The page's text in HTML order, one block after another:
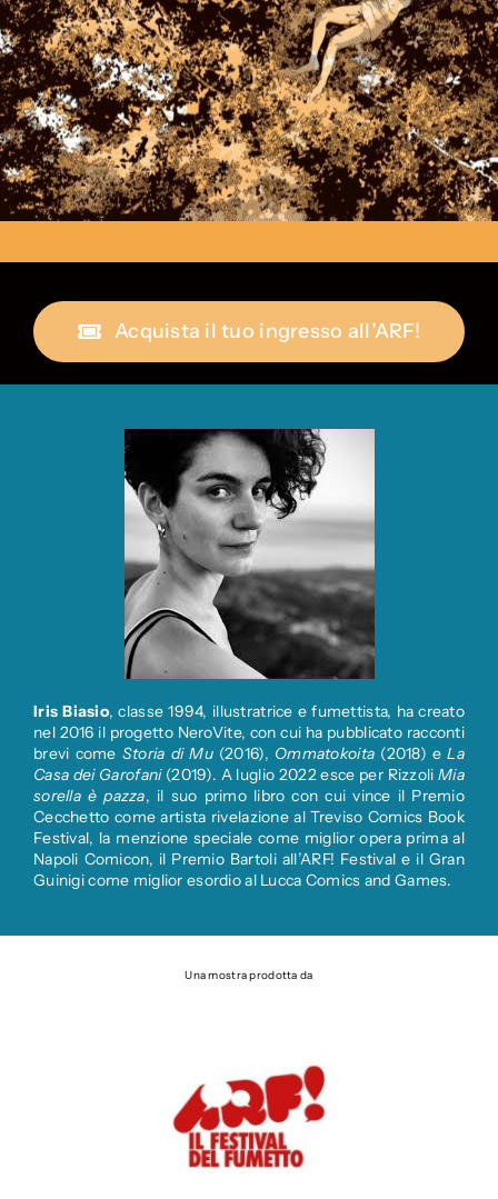
Acquista il tuo ingresso all’ARF!
Iris Biasio, classe 1994, illustratrice e fumettista, ha creato
nel 2016 il progetto NeroVite, con cui ha pubblicato racconti
brevi come Storia di Mu(2016), Ommatokoita (2018) eLa
Casa dei Garofani(2019). A luglio 2022 esce per RizzoliMia
sorella è pazza, il suo primo libro con cui vince il Premio
Cecchetto come artista rivelazione al Treviso Comics Book
Festival, la menzione speciale come miglior opera prima al
Napoli Comicon, il Premio Bartoli all’ARF! Festival e il Gran
Guinigi come miglior esordio al Lucca Comics and Games.
Una mostra prodotta da